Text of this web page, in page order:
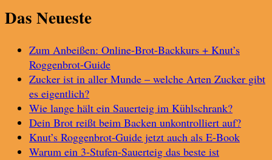
Das Neueste
Zum Anbeißen: Online-Brot-Backkurs + Knut’s
Roggenbrot-Guide
Zucker ist in aller Munde – welche Arten Zucker gibt
es eigentlich?
Wie lange hält ein Sauerteig im Kühlschrank?
Dein Brot reißt beim Backen unkontrolliert auf?
Knut’s Roggenbrot-Guide jetzt auch als E-Book
Warum ein 3-Stufen-Sauerteig das beste ist